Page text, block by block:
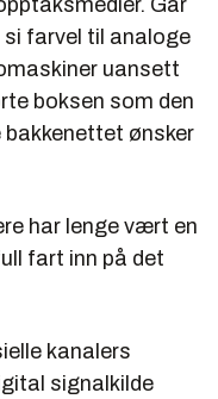
Går
si farvel til analoge
uansett
boksen som den
ønsker
har lenge vært en
fart inn på det
kanalers
signalkilde